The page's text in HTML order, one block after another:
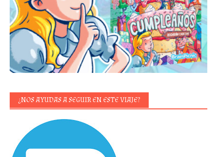
¿NOS AYUDAS A SEGUIR EN ESTE VIAJE?